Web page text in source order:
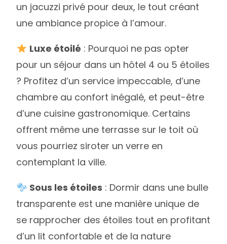
un jacuzzi privé pour deux, le tout créant
une ambiance propice à l’amour.
Luxe étoilé : Pourquoi ne pas opter
pour un séjour dans un hôtel 4 ou 5 étoiles
? Profitez d’un service impeccable, d’une
chambre au confort inégalé, et peut-être
d’une cuisine gastronomique. Certains
offrent même une terrasse sur le toit où
vous pourriez siroter un verre en
contemplant la ville.
Sous les étoiles : Dormir dans une bulle
transparente est une manière unique de
se rapprocher des étoiles tout en profitant
d’un lit confortable et de la nature